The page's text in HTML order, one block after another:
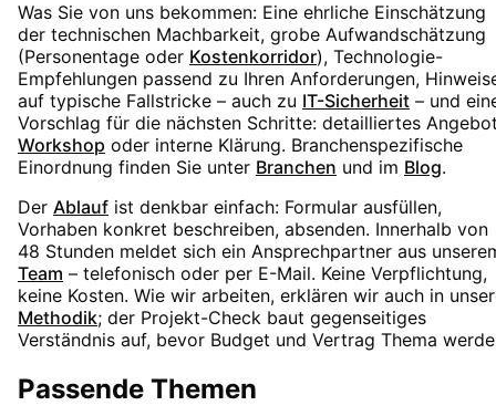
Was Sie von uns bekommen: Eine ehrliche Einschätzung
der technischen Machbarkeit, grobe Aufwandschätzung
(Personentage oder Kostenkorridor), Technologie-
Empfehlungen passend zu Ihren Anforderungen,
auf typische Fallstricke – auch zu IT-Sicherheit – und
Vorschlag für die nächsten Schritte: detailliertes
Workshop oder interne Klärung. Branchenspezifische
Einordnung finden Sie unter Branchen und im Blog.
Der Ablauf ist denkbar einfach: Formular ausfüllen,
Vorhaben konkret beschreiben, absenden. Innerhalb von
48 Stunden meldet sich ein Ansprechpartner aus
Team – telefonisch oder per E-Mail. Keine Verpflichtung,
keine Kosten. Wie wir arbeiten, erklären wir auch in
Methodik; der Projekt-Check baut gegenseitiges
Verständnis auf, bevor Budget und Vertrag Thema
Passende Themen